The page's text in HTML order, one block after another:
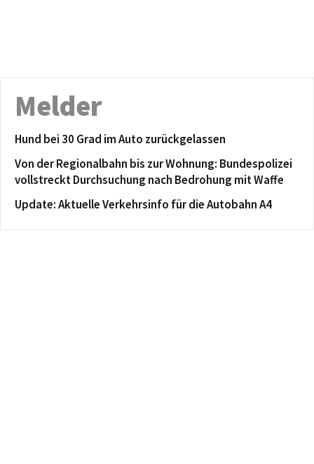
Melder
Hund bei 30 Grad im Auto zurückgelassen
Von der Regionalbahn bis zur Wohnung: Bundespolizei
vollstreckt Durchsuchung nach Bedrohung mit Waffe
Update: Aktuelle Verkehrsinfo für die Autobahn A4